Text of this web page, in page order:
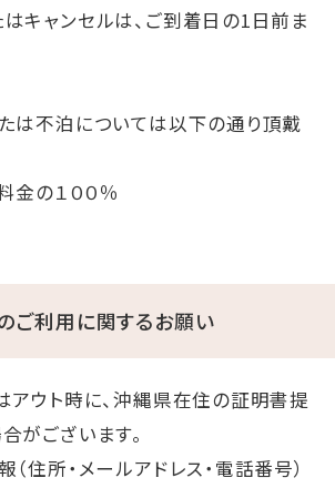
キャンセルは、ご到着日の1日前ま
は不泊については以下の通り頂戴
金の１００％
ご利用に関するお願い
アウト時に、沖縄県在住の証明書提
がございます。
住所・メールアドレス・電話番号）